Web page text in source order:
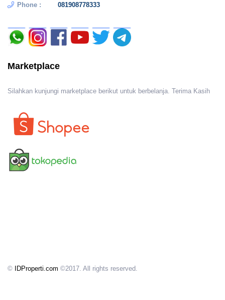
Phone : 081908778333
Marketplace
Silahkan kunjungi marketplace berikut untuk berbelanja. Terima Kasih
© IDProperti.com ©2017. All rights reserved.